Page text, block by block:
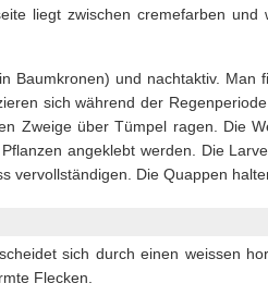
liegt zwischen cremefarben
Baumkronen) und nachtaktiv. Man
sich während der
Zweige über Tümpel ragen. Die
angeklebt werden. Die
vervollständigen. Die Quappen
sich durch einen weissen
Flecken.